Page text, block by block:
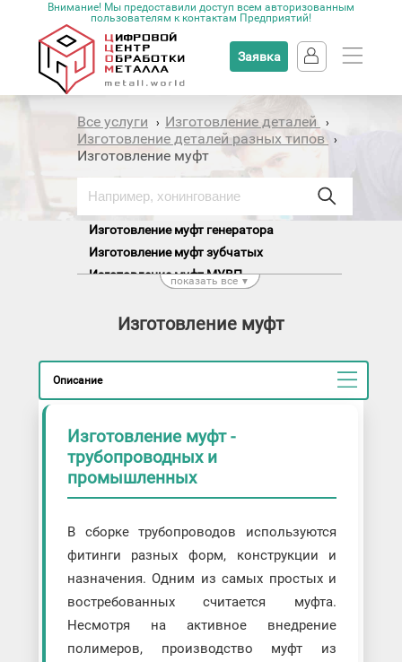
Внимание! Мы предоставили доступ всем авторизованным
пользователям к контактам Предприятий!
Заявка
Все услуги › Изготовление деталей ›
Изготовление деталей разных типов ›
Изготовление муфт
Изготовление муфт генератора
Изготовление муфт зубчатых
Изготовление муфт МУВП
Изготовление муфт обгонных
Изготовление шлицевых муфт
показать все ▼
Изготовление муфт
Описание
Изготовление муфт -
трубопроводных и
промышленных
В сборке трубопроводов используются
фитинги разных форм, конструкции и
назначения. Одним из самых простых и
востребованных считается муфта.
Несмотря на активное внедрение
полимеров, производство муфт из